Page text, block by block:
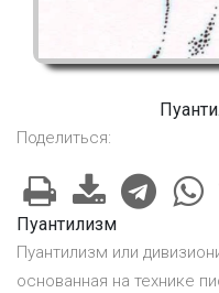
Поделиться:
Пуантилизм
Пуантилизм или
основанная на технике